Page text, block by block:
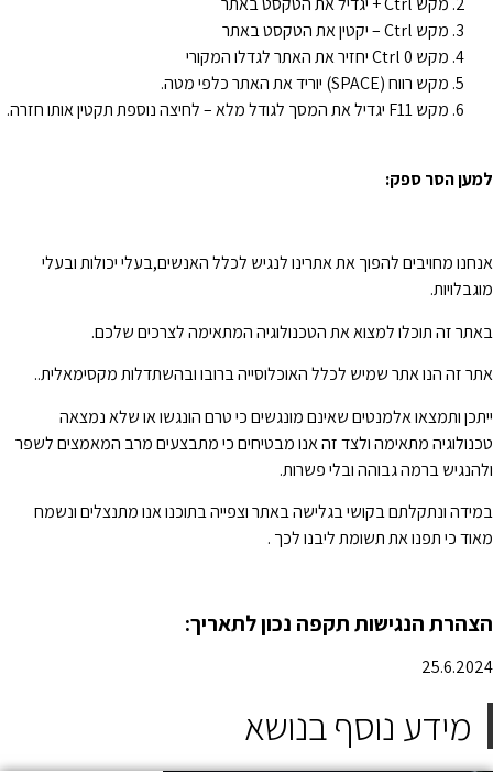
מקש Ctrl – יקטין את הטקסט באתר
מקש Ctrl 0 יחזיר את האתר לגדלו המקורי
מקש רווח (SPACE) יוריד את האתר כלפי מטה.
מקש F11 יגדיל את המסך לגודל מלא – לחיצה נוספת תקטין אותו חזרה.
הסר ספק:
מחויבים להפוך את אתרינו לנגיש לכלל האנשים,בעלי יכולות ובעלי
זה תוכלו למצוא את הטכנולוגיה המתאימה לצרכים שלכם.
זה הנו אתר שמיש לכלל האוכלוסייה ברובו ובהשתדלות מקסימאלית..
ותמצאו אלמנטים שאינם מונגשים כי טרם הונגשו או שלא נמצאה
מתאימה ולצד זה אנו מבטיחים כי מתבצעים מרב המאמצים לשפר
ברמה גבוהה ובלי פשרות.
ונתקלתם בקושי בגלישה באתר וצפייה בתוכנו אנו מתנצלים ונשמח
כי תפנו את תשומת ליבנו לכך .
הנגישות תקפה נכון לתאריך:
מידע נוסף בנושא